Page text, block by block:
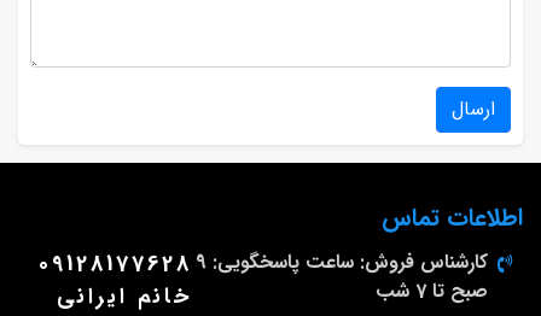
ارسال
اطلاعات تماس
کارشناس فروش: ساعت پاسخگویی: 9
صبح تا 7 شب
09128177628
خانم ایرانی